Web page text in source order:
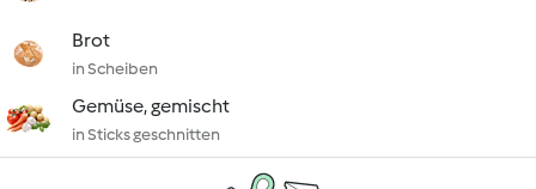
Brot
in Scheiben
Gemüse, gemischt
in Sticks geschnitten